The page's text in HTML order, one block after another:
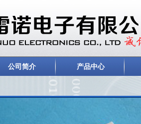
公司简介 产品中心